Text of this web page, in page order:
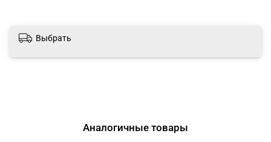
Выбрать
Аналогичные товары